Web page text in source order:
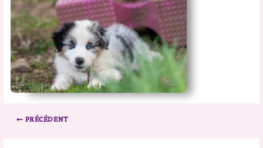
PRÉCÉDENT